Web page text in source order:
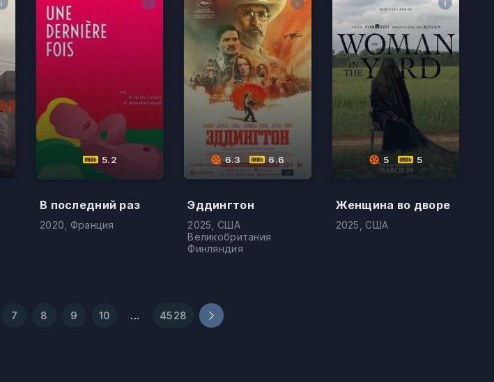
5.2
В последний раз
2020, Франция
6.3 6.6
Эддингтон
2025, США
Великобритания
Финляндия
5 5
Женщина во дворе
2025, США
7 8 9 10 ... 4528